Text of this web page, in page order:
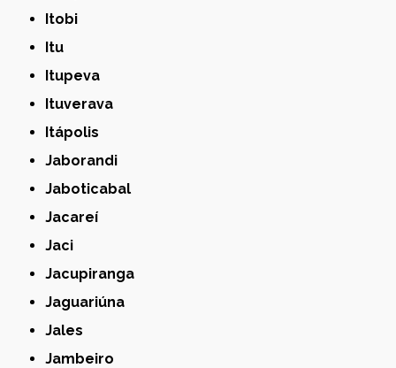
Itobi
Itu
Itupeva
Ituverava
Itápolis
Jaborandi
Jaboticabal
Jacareí
Jaci
Jacupiranga
Jaguariúna
Jales
Jambeiro